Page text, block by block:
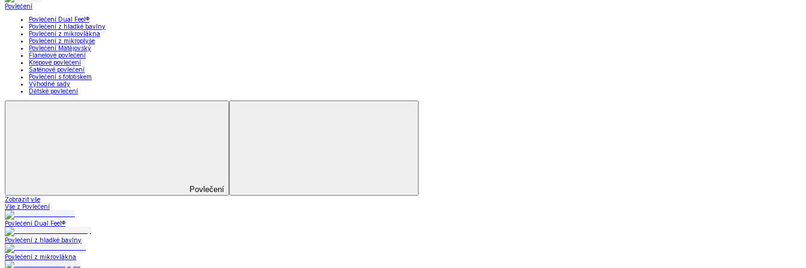
Koupelna
Koupelna
Ručníky a osušky
Zobrazit vše
Vše z Koupelna
Ručníky a osušky
Koupelnové předložky